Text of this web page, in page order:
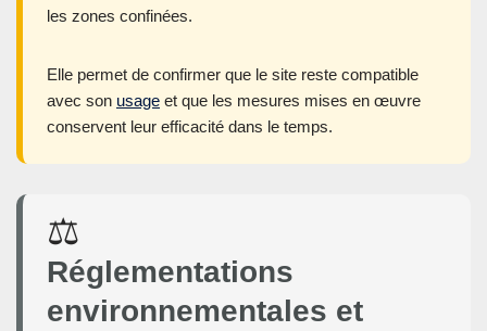
les zones confinées.
Elle permet de confirmer que le site reste compatible
avec son usage et que les mesures mises en œuvre
conservent leur efficacité dans le temps.
⚖️
Réglementations
environnementales et